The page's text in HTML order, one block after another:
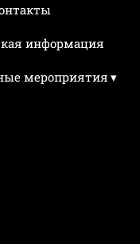
информация
мероприятия